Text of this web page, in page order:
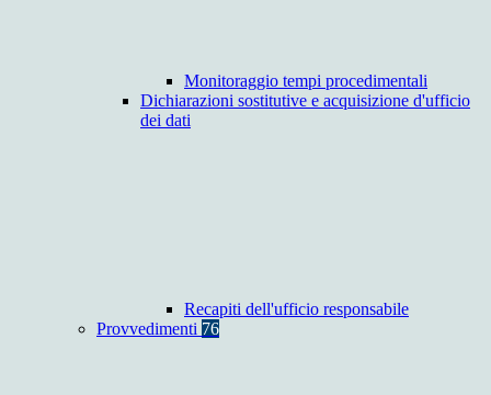
Monitoraggio tempi procedimentali
Dichiarazioni sostitutive e acquisizione d'ufficio
dei dati
Recapiti dell'ufficio responsabile
Provvedimenti 76